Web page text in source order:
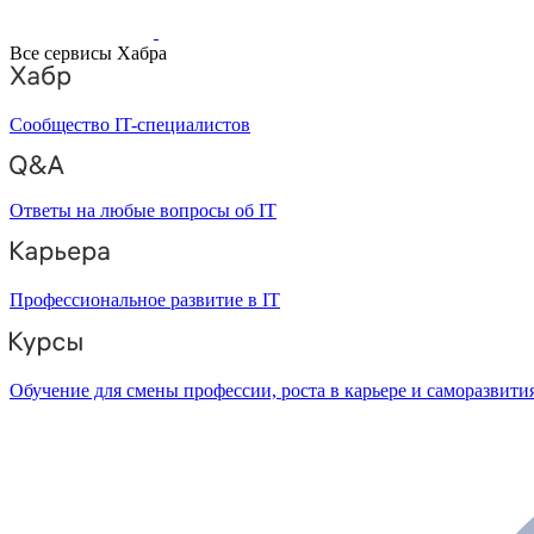
Все сервисы Хабра
Сообщество IT-специалистов
Ответы на любые вопросы об IT
Профессиональное развитие в IT
Обучение для смены профессии, роста в карьере и